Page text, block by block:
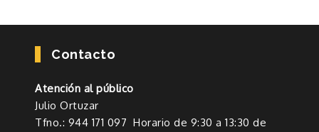
Contacto
Atención al público
Julio Ortuzar
Tfno.: 944 171 097 Horario de 9:30 a 13:30 de